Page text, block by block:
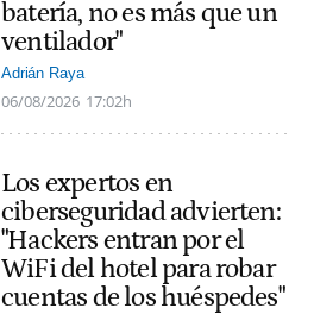
batería, no es más que un
ventilador"
Adrián Raya
06/08/2026 17:02h
Los expertos en
ciberseguridad advierten:
"Hackers entran por el
WiFi del hotel para robar
cuentas de los huéspedes"